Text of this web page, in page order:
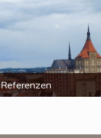
Referenzen